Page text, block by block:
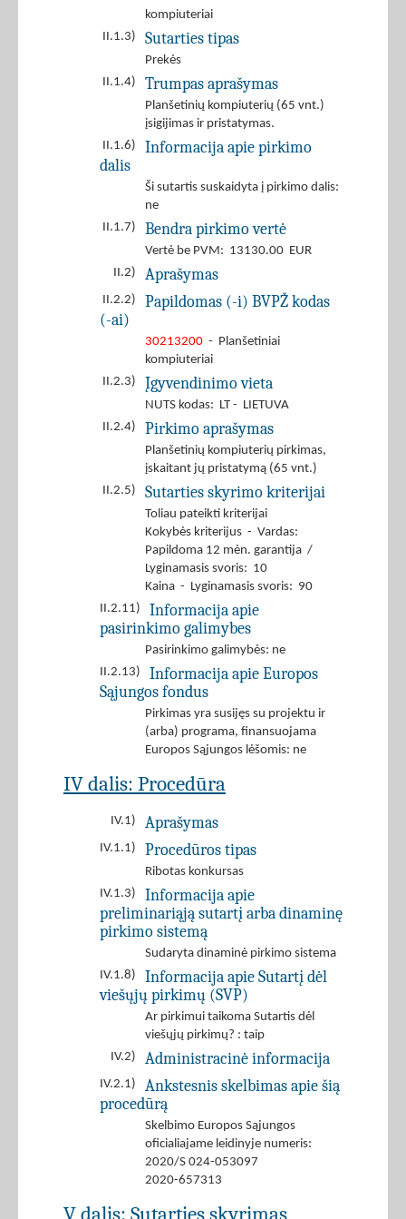
kompiuteriai
II.1.3)
Sutarties tipas
Prekės
II.1.4)
Trumpas aprašymas
Planšetinių kompiuterių (65 vnt.)
įsigijimas ir pristatymas.
II.1.6)
Informacija apie pirkimo
dalis
Ši sutartis suskaidyta į pirkimo dalis:
ne
II.1.7)
Bendra pirkimo vertė
Vertė be PVM: 13130.00 EUR
II.2)
Aprašymas
II.2.2)
Papildomas (-i) BVPŽ kodas
(-ai)
30213200 - Planšetiniai
kompiuteriai
II.2.3)
Įgyvendinimo vieta
NUTS kodas: LT - LIETUVA
II.2.4)
Pirkimo aprašymas
Planšetinių kompiuterių pirkimas,
įskaitant jų pristatymą (65 vnt.)
II.2.5)
Sutarties skyrimo kriterijai
Toliau pateikti kriterijai
Kokybės kriterijus - Vardas:
Papildoma 12 mėn. garantija /
Lyginamasis svoris: 10
Kaina - Lyginamasis svoris: 90
II.2.11)
Informacija apie
pasirinkimo galimybes
Pasirinkimo galimybės: ne
II.2.13)
Informacija apie Europos
Sąjungos fondus
Pirkimas yra susijęs su projektu ir
(arba) programa, finansuojama
Europos Sąjungos lėšomis: ne
IV dalis: Procedūra
IV.1) Aprašymas
IV.1.1) Procedūros tipas
Ribotas konkursas
IV.1.3)
Informacija apie
preliminariąją sutartį arba dinaminę
pirkimo sistemą
Sudaryta dinaminė pirkimo sistema
IV.1.8)
Informacija apie Sutartį dėl
viešųjų pirkimų (SVP)
Ar pirkimui taikoma Sutartis dėl
viešųjų pirkimų? : taip
IV.2)
Administracinė informacija
IV.2.1)
Ankstesnis skelbimas apie šią
procedūrą
Skelbimo Europos Sąjungos
oficialiajame leidinyje numeris:
2020/S 024-053097
2020-657313